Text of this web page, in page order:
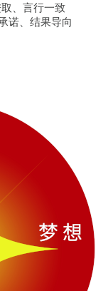
、言行一致
诺、结果导向